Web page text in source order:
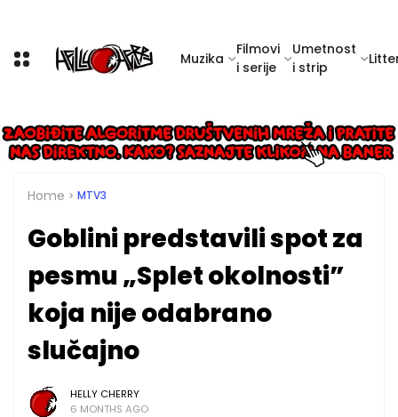
Muzika
Filmovi
i serije
Umetnost
i strip
Home MTV3
Goblini predstavili spot za
pesmu „Splet okolnosti”
koja nije odabrano
slučajno
HELLY CHERRY
6 MONTHS AGO